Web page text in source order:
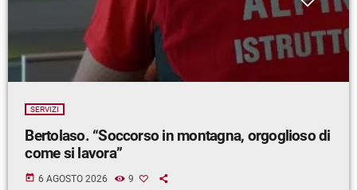
SERVIZI
Bertolaso. “Soccorso in montagna, orgoglioso di
come si lavora”
today 6 AGOSTO 2026 9